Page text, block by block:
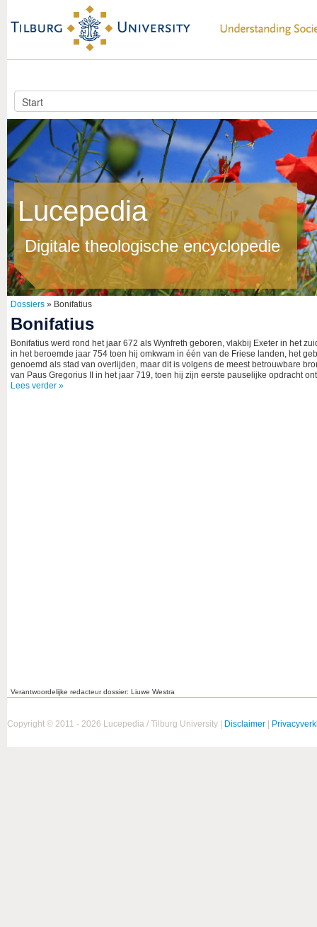
Lucepedia
Digitale theologische encyclopedie
Verantwoordelijke redacteur dossier: Liuwe Westra
Dossiers » Bonifatius
Bonifatius
Bonifatius werd rond het jaar 672 als Wynfreth geboren, vlakbij Exeter in het
in het beroemde jaar 754 toen hij omkwam in één van de Friese landen, het
genoemd als stad van overlijden, maar dit is volgens de meest betrouwbare
van Paus Gregorius II in het jaar 719, toen hij zijn eerste pauselijke opdracht
Lees verder »
Copyright © 2011 - 2026 Lucepedia / Tilburg University | Disclaimer